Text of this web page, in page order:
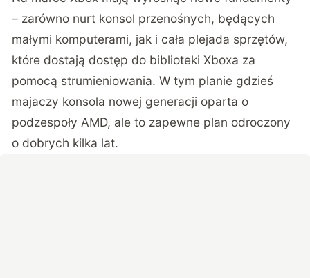
– zarówno nurt konsol przenośnych, będących
małymi komputerami, jak i cała plejada sprzętów,
które dostają dostęp do biblioteki Xboxa za
pomocą strumieniowania. W tym planie gdzieś
majaczy konsola nowej generacji oparta o
podzespoły AMD, ale to zapewne plan odroczony
o dobrych kilka lat.